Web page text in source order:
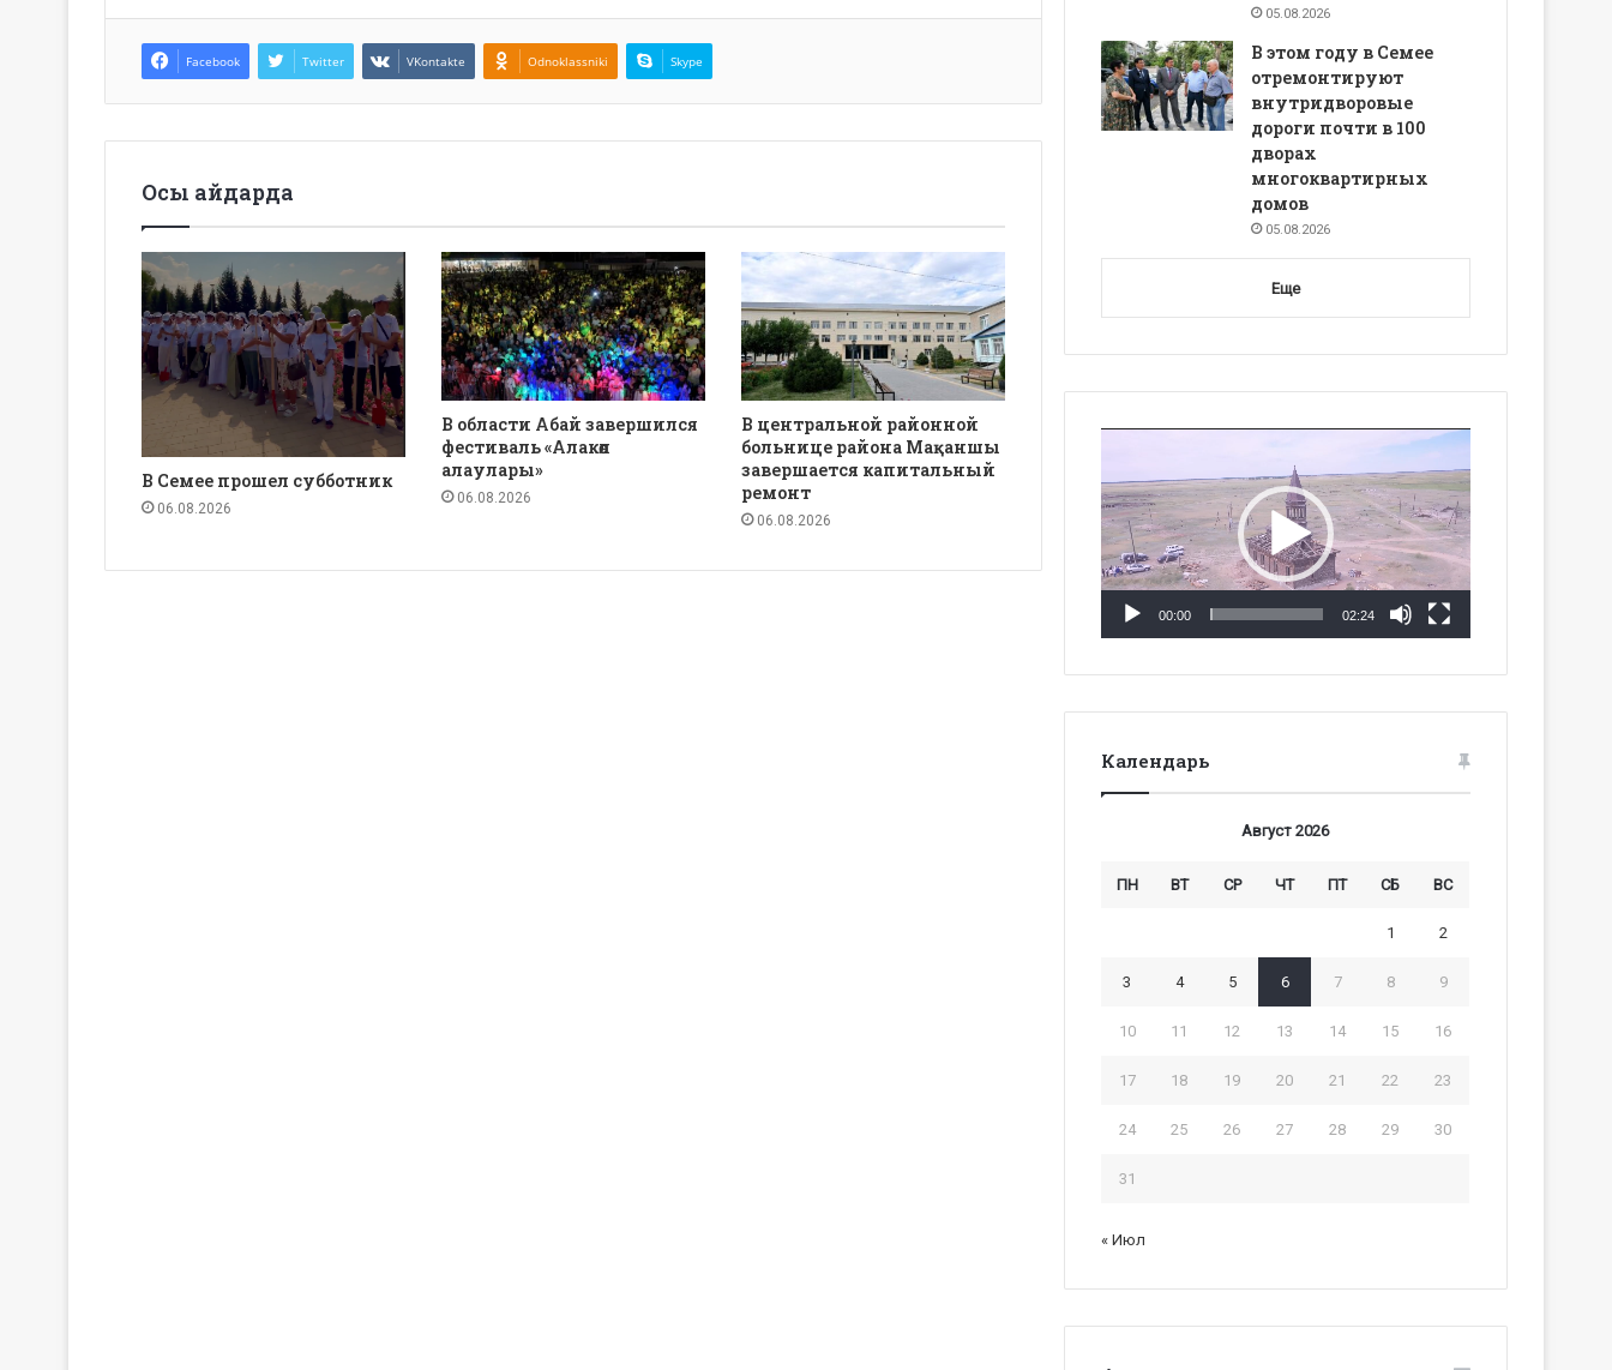
Facebook Twitter VKontakte Odnoklassniki Skype
Осы айдарда
В Семее прошел субботник
06.08.2026
В области Абай завершился
фестиваль «Алакөл
алаулары»
06.08.2026
В центральной районной
больнице района Мақаншы
завершается капитальный
ремонт
06.08.2026
05.08.2026
В этом году в Семее
отремонтируют
внутридворовые
дороги почти в 100
дворах
многоквартирных
домов
05.08.2026
Еще
00:00 02:24
Календарь
Август 2026
ПН ВТ СР ЧТ ПТ СБ ВС
1 2
3 4 5 6 7 8 9
10 11 12 13 14 15 16
17 18 19 20 21 22 23
24 25 26 27 28 29 30
31
« Июл